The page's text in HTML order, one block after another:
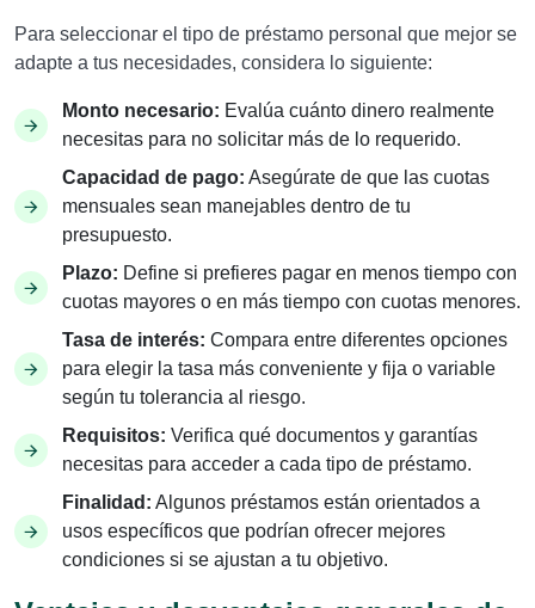
Para seleccionar el tipo de préstamo personal que mejor se
adapte a tus necesidades, considera lo siguiente:
Monto necesario: Evalúa cuánto dinero realmente
necesitas para no solicitar más de lo requerido.
Capacidad de pago: Asegúrate de que las cuotas
mensuales sean manejables dentro de tu
presupuesto.
Plazo: Define si prefieres pagar en menos tiempo con
cuotas mayores o en más tiempo con cuotas menores.
Tasa de interés: Compara entre diferentes opciones
para elegir la tasa más conveniente y fija o variable
según tu tolerancia al riesgo.
Requisitos: Verifica qué documentos y garantías
necesitas para acceder a cada tipo de préstamo.
Finalidad: Algunos préstamos están orientados a
usos específicos que podrían ofrecer mejores
condiciones si se ajustan a tu objetivo.